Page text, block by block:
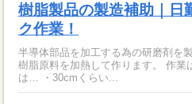
樹脂製品の製造補助｜
ク作業！
半導体部品を加工する為の研磨剤を製造す
樹脂原料を加熱して作ります。 作業
は… ・30cmくらい...